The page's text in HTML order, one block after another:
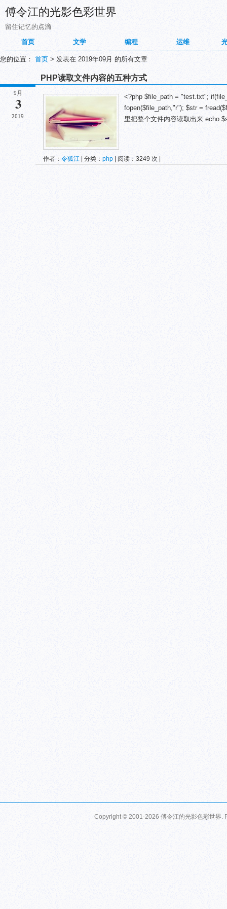
傅令江的光影色彩世界
留住记忆的点滴
首页
文学 编程 运维
您的位置： 首页 > 发表在 2019年09月 的所有文章
9月
3
2019
PHP读取文件内容的五种方式
<?php $file_path = "test.txt";
fopen($file_path,"r"); $str =
里把整个文件内容读取出来 echo
作者： 令狐江 | 分类： php | 阅读：3249 次 |
Copyright © 2001-2026 傅令江的光影色彩世界.